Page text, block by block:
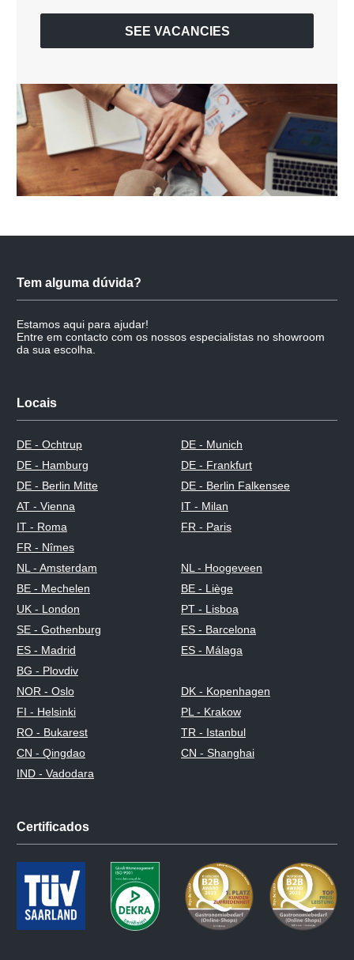
SEE VACANCIES
Tem alguma dúvida?
Estamos aqui para ajudar!
Entre em contacto com os nossos especialistas no showroom
da sua escolha.
Locais
DE - Ochtrup
DE - Munich
DE - Hamburg
DE - Frankfurt
DE - Berlin Mitte
DE - Berlin Falkensee
AT - Vienna
IT - Milan
IT - Roma
FR - Paris
FR - Nîmes
NL - Amsterdam
NL - Hoogeveen
BE - Mechelen
BE - Liège
UK - London
PT - Lisboa
SE - Gothenburg
ES - Barcelona
ES - Madrid
ES - Málaga
BG - Plovdiv
NOR - Oslo
DK - Kopenhagen
FI - Helsinki
PL - Krakow
RO - Bukarest
TR - Istanbul
CN - Qingdao
CN - Shanghai
IND - Vadodara
Certificados